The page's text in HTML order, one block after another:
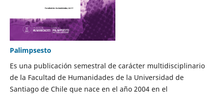
Palimpsesto
Es una publicación semestral de carácter multidisciplinario
de la Facultad de Humanidades de la Universidad de
Santiago de Chile que nace en el año 2004 en el